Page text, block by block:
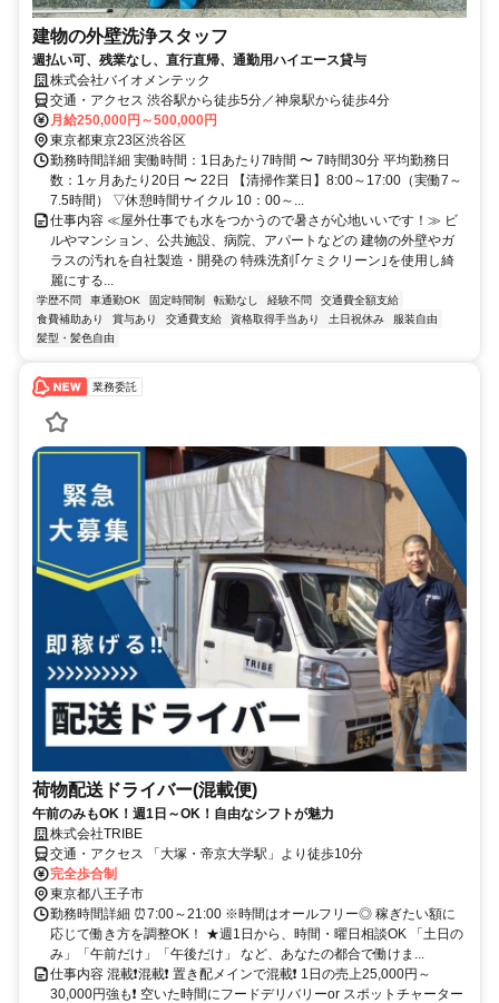
建物の外壁洗浄スタッフ
週払い可、残業なし、直行直帰、通勤用ハイエース貸与
株式会社バイオメンテック
交通・アクセス 渋谷駅から徒歩5分／神泉駅から徒歩4分
月給250,000円～500,000円
東京都東京23区渋谷区
勤務時間詳細 実働時間：1日あたり7時間 〜 7時間30分 平均勤務日
数：1ヶ月あたり20日 〜 22日 【清掃作業日】8:00～17:00（実働7～
7.5時間） ▽休憩時間サイクル 10：00～...
仕事内容 ≪屋外仕事でも水をつかうので暑さが心地いいです！≫ ビ
ルやマンション、公共施設、病院、アパートなどの 建物の外壁やガ
ラスの汚れを自社製造・開発の 特殊洗剤｢ケミクリーン｣を使用し綺
麗にする...
学歴不問 車通勤OK 固定時間制 転勤なし 経験不問
交通費全額支給
食費補助あり
賞与あり 交通費支給 資格取得手当あり 土日祝休み
服装自由
髪型・髪色自由
業務委託
荷物配送ドライバー(混載便)
午前のみもOK！週1日～OK！自由なシフトが魅力
株式会社TRIBE
交通・アクセス 「大塚・帝京大学駅」より徒歩10分
完全歩合制
東京都八王子市
勤務時間詳細 ⏰7:00～21:00 ※時間はオールフリー◎ 稼ぎたい額に
応じて働き方を調整OK！ ★週1日から、時間・曜日相談OK 「土日の
み」「午前だけ」「午後だけ」 など、あなたの都合で働けま...
仕事内容 混載❗混載❗ 置き配メインで混載❗ 1日の売上25,000円～
30,000円強も❗ 空いた時間にフードデリバリーor スポットチャーター